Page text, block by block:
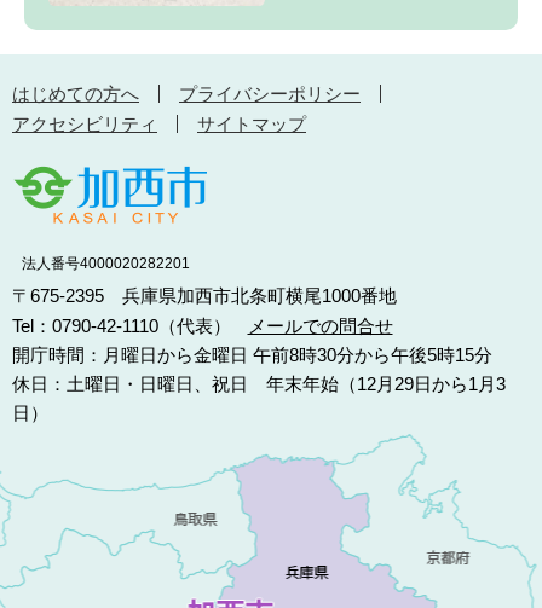
はじめての方へ
プライバシーポリシー
アクセシビリティ
サイトマップ
法人番号4000020282201
〒675-2395 兵庫県加西市北条町横尾1000番地
Tel：0790-42-1110（代表）
メールでの問合せ
開庁時間：月曜日から金曜日 午前8時30分から午後5時15分
休日：土曜日・日曜日、祝日 年末年始（12月29日から1月3
日）